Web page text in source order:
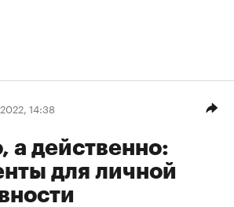
14:38
а действенно:
для личной